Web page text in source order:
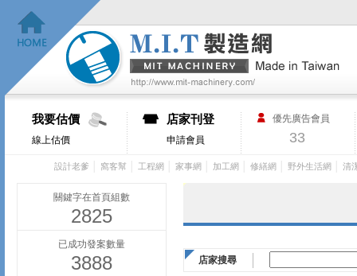
我要估價
線上估價
店家刊登
申請會員
優先廣告會員
33
設計老爹 窩客幫 工程網 家事網 加工網 修繕網 野外生活網 清
關鍵字在首頁組數
2825
已成功發案數量
3888 店家搜尋